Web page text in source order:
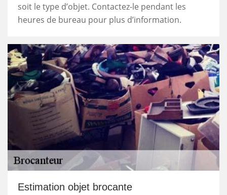
soit le type d’objet. Contactez-le pendant les
heures de bureau pour plus d’information.
Estimation objet brocante